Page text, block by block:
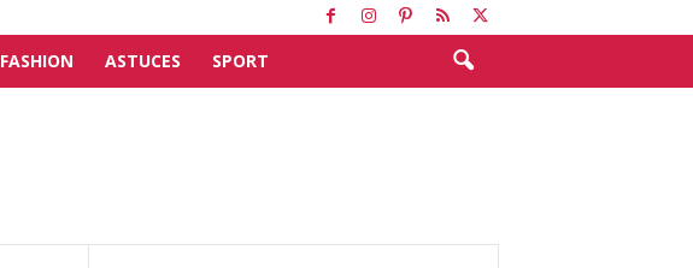
FASHION ASTUCES SPORT